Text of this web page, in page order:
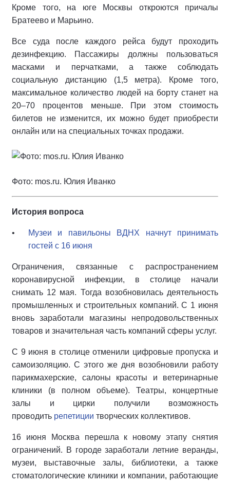
Кроме того, на юге Москвы откроются причалы
Братеево и Марьино.
Все суда после каждого рейса будут проходить
дезинфекцию. Пассажиры должны пользоваться
масками и перчатками, а также соблюдать
социальную дистанцию (1,5 метра). Кроме того,
максимальное количество людей на борту станет на
20–70 процентов меньше. При этом стоимость
билетов не изменится, их можно будет приобрести
онлайн или на специальных точках продажи.
Фото: mos.ru. Юлия Иванко
История вопроса
Музеи и павильоны ВДНХ начнут принимать
гостей с 16 июня
Ограничения, связанные с распространением
коронавирусной инфекции, в столице начали
снимать 12 мая. Тогда возобновилась деятельность
промышленных и строительных компаний. С 1 июня
вновь заработали магазины непродовольственных
товаров и значительная часть компаний сферы услуг.
С 9 июня в столице отменили цифровые пропуска и
самоизоляцию. С этого же дня возобновили работу
парикмахерские, салоны красоты и ветеринарные
клиники (в полном объеме). Театры, концертные
залы и цирки получили возможность
проводить репетиции творческих коллективов.
16 июня Москва перешла к новому этапу снятия
ограничений. В городе заработали летние веранды,
музеи, выставочные залы, библиотеки, а также
стоматологические клиники и компании, работающие